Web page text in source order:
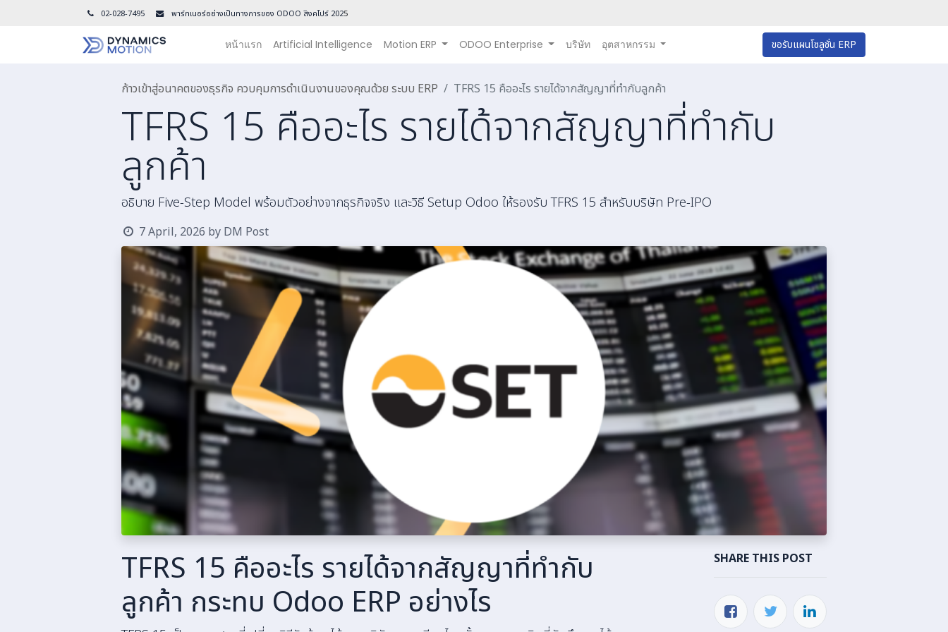
02-028-7495 พาร์ทเนอร์อย่างเป็นทางการของ ODOO สิงคโปร์ 2025
หน้าแรก Artificial Intelligence Motion ERP ODOO Enterprise บริษัท อุตสาหกรรม ขอรับแผนโซลูชั่น ERP
ก้าวเข้าสู่อนาคตของธุรกิจ ควบคุมการดำเนินงานของคุณด้วย ระบบ ERP TFRS 15 คืออะไร รายได้จากสัญญาที่ทำกับลูกค้า
TFRS 15 คืออะไร รายได้จากสัญญาที่ทำกับ
ลูกค้า
อธิบาย Five-Step Model พร้อมตัวอย่างจากธุรกิจจริง และวิธี Setup Odoo ให้รองรับ TFRS 15 สำหรับบริษัท Pre-IPO
7 April, 2026 by DM Post
TFRS 15 คืออะไร รายได้จากสัญญาที่ทำกับ
ลูกค้า กระทบ Odoo ERP อย่างไร
SHARE THIS POST